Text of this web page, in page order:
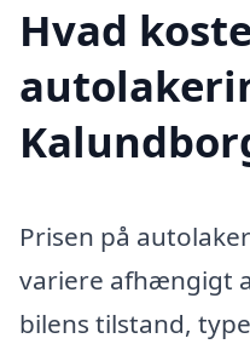
Hvad
Prisen på
variere afhængigt
bilens tilstand,